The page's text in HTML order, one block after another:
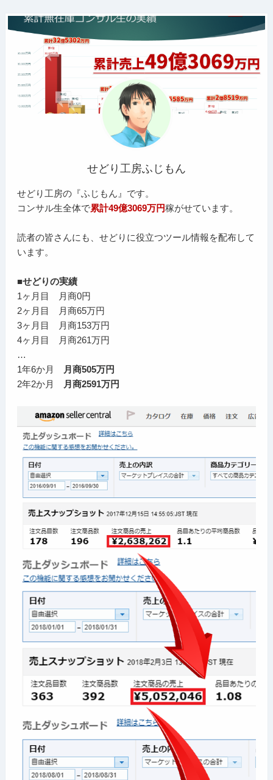
せどり工房ふじもん
せどり工房の『ふじもん』です。
コンサル生全体で累計49億3069万円稼がせています。
読者の皆さんにも、せどりに役立つツール情報を配布して
います。
■せどりの実績
1ヶ月目 月商0円
2ヶ月目 月商65万円
3ヶ月目 月商153万円
4ヶ月目 月商261万円
…
1年6か月
月商505万円
2年2か月
月商2591万円